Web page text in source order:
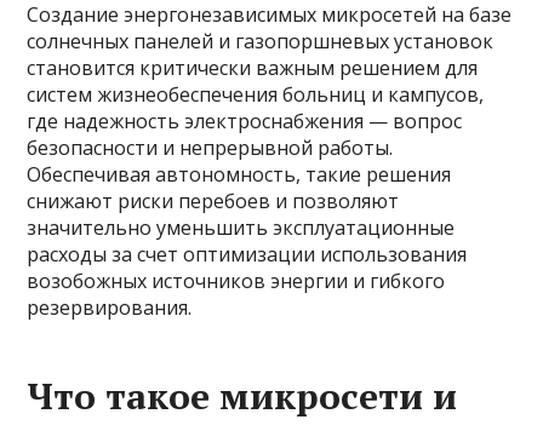
Создание энергонезависимых микросетей на базе
солнечных панелей и газопоршневых установок
становится критически важным решением для
систем жизнеобеспечения больниц и кампусов,
где надежность электроснабжения — вопрос
безопасности и непрерывной работы.
Обеспечивая автономность, такие решения
снижают риски перебоев и позволяют
значительно уменьшить эксплуатационные
расходы за счет оптимизации использования
возобожных источников энергии и гибкого
резервирования.
Что такое микросети и